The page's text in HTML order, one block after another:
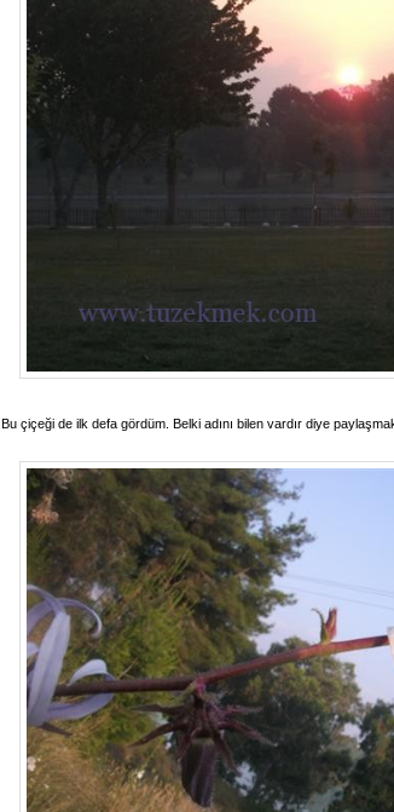
Bu çiçeği de ilk defa gördüm. Belki adını bilen vardır diye